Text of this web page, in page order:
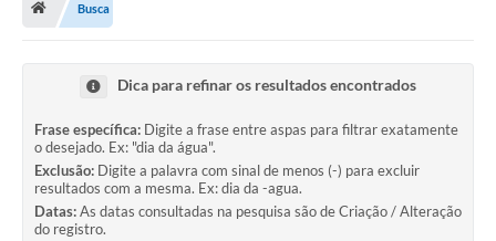
Busca
Dica para refinar os resultados encontrados
Frase específica: Digite a frase entre aspas para filtrar exatamente
o desejado. Ex: "dia da água".
Exclusão: Digite a palavra com sinal de menos (-) para excluir
resultados com a mesma. Ex: dia da -agua.
Datas:As datas consultadas na pesquisa são de Criação / Alteração
do registro.